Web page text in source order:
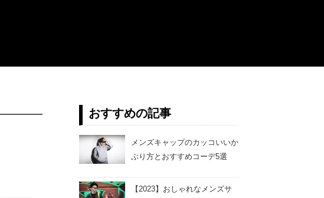
おすすめの記事
メンズキャップのカッコいいか
ぶり方とおすすめコーデ5選
【2023】おしゃれなメンズサ